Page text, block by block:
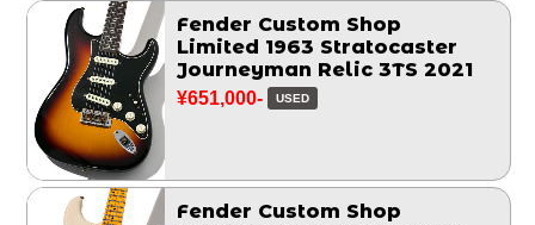
Fender Custom Shop
Limited 1963 Stratocaster
Journeyman Relic 3TS 2021
¥651,000- USED
Fender Custom Shop